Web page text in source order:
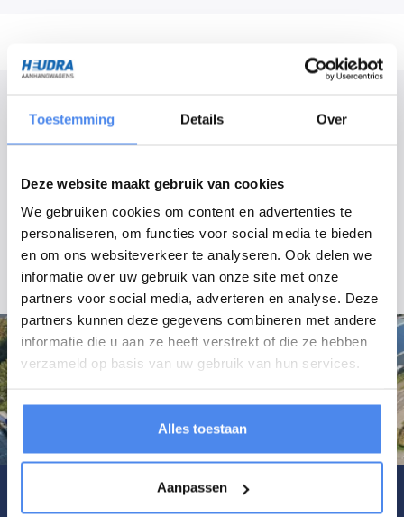
Toestemming Details Over
Deze website maakt gebruik van cookies
We gebruiken cookies om content en advertenties te
personaliseren, om functies voor social media te bieden
en om ons websiteverkeer te analyseren. Ook delen we
informatie over uw gebruik van onze site met onze
partners voor social media, adverteren en analyse. Deze
partners kunnen deze gegevens combineren met andere
informatie die u aan ze heeft verstrekt of die ze hebben
verzameld op basis van uw gebruik van hun services.
Alles toestaan
Aanpassen
als bouwpakket, dat bestaat uit een stalen frame met aluminium planken,
op aanvraag). De standaard kleur van de huif is antraciet, andere kleuren
zijn mogelijk op aanvraag.
Schrijf je in voor onze nieuwsbrief